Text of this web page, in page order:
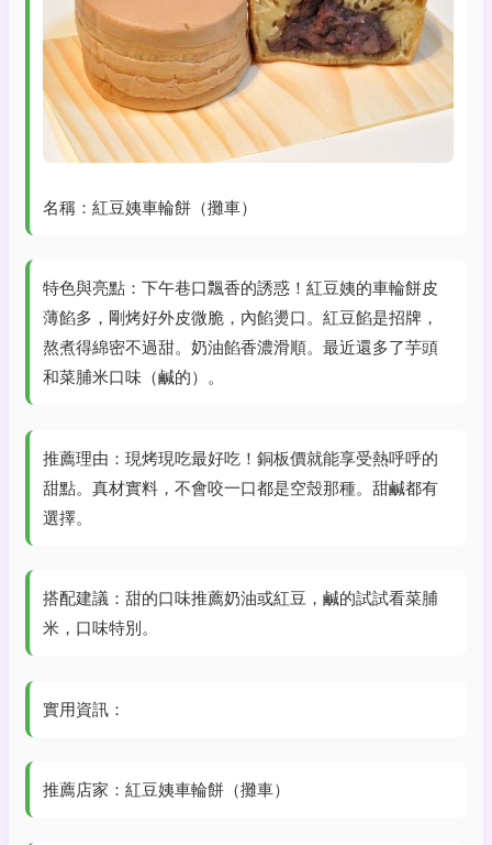
名稱：紅豆姨車輪餅（攤車）
特色與亮點：下午巷口飄香的誘惑！紅豆姨的車輪餅皮
薄餡多，剛烤好外皮微脆，內餡燙口。紅豆餡是招牌，
熬煮得綿密不過甜。奶油餡香濃滑順。最近還多了芋頭
和菜脯米口味（鹹的）。
推薦理由：現烤現吃最好吃！銅板價就能享受熱呼呼的
甜點。真材實料，不會咬一口都是空殼那種。甜鹹都有
選擇。
搭配建議：甜的口味推薦奶油或紅豆，鹹的試試看菜脯
米，口味特別。
實用資訊：
推薦店家：紅豆姨車輪餅（攤車）